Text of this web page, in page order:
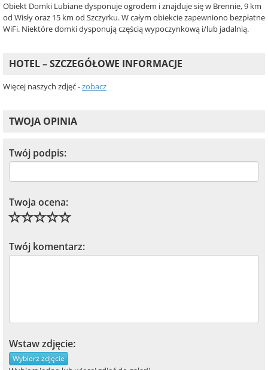
Obiekt Domki Lubiane dysponuje ogrodem i znajduje się w Brennie, 9 km
od Wisły oraz 15 km od Szczyrku. W całym obiekcie zapewniono bezpłatne
WiFi. Niektóre domki dysponują częścią wypoczynkową i/lub jadalnią.
HOTEL – SZCZEGÓŁOWE INFORMACJE
Więcej naszych zdjęć -zobacz
TWOJA OPINIA
Twój podpis:
Twoja ocena:
Twój komentarz:
Wstaw zdjęcie:
Wybierz zdjęcie